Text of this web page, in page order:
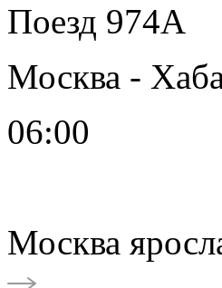
Поезд 974А
Москва -
06:00
Москва